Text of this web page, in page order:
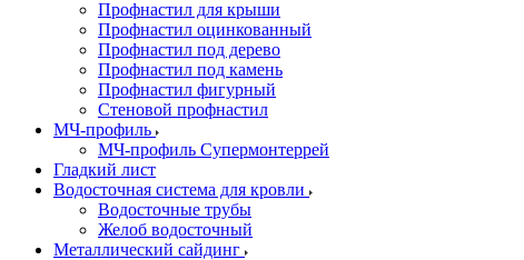
Профнастил для крыши
Профнастил оцинкованный
Профнастил под дерево
Профнастил под камень
Профнастил фигурный
Стеновой профнастил
МЧ-профиль
МЧ-профиль Супермонтеррей
Гладкий лист
Водосточная система для кровли
Водосточные трубы
Желоб водосточный
Металлический сайдинг